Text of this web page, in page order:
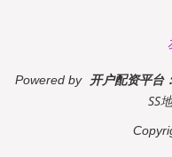
Powered by 开户配资平台
SS